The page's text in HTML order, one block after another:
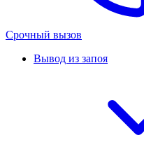
Срочный вызов
Вывод из запоя